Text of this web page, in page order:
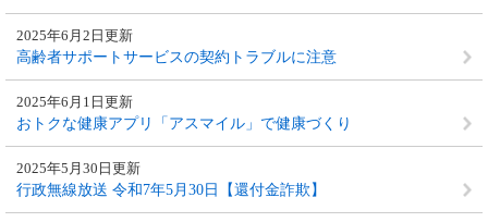
高齢者サポートサービスの契約トラブルに注意
2025年6月2日更新
おトクな健康アプリ「アスマイル」で健康づくり
2025年6月1日更新
行政無線放送 令和7年5月30日【還付金詐欺】
2025年5月30日更新